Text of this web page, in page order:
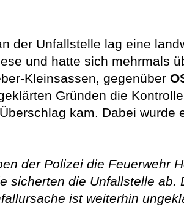
der Unfallstelle lag eine
und hatte sich mehrmals
Kleinsassen, gegenüber
Gründen die
kam. Dabei
der Polizei die Feuerwehr
sicherten die Unfallstelle
ist weiterhin